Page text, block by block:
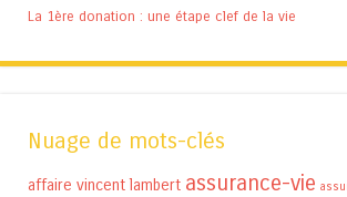
La 1ère donation : une étape clef de la vie
Nuage de mots-clés
affaire vincent lambert assurance-vie